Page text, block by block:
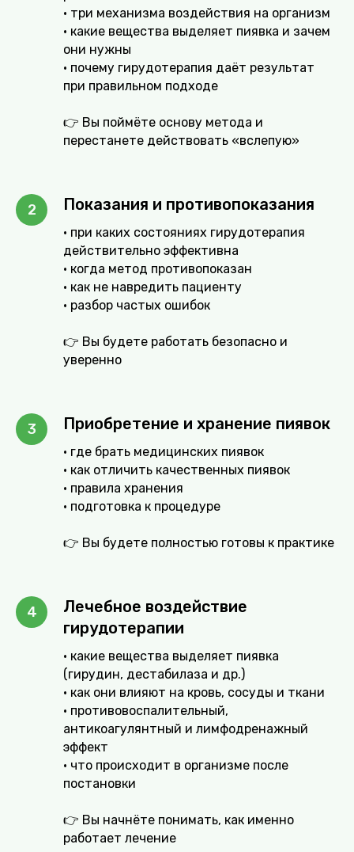
• три механизма воздействия на организм
• какие вещества выделяет пиявка и зачем
они нужны
• почему гирудотерапия даёт результат
при правильном подходе
👉 Вы поймёте основу метода и
перестанете действовать «вслепую»
Показания и противопоказания
• при каких состояниях гирудотерапия
действительно эффективна
• когда метод противопоказан
• как не навредить пациенту
• разбор частых ошибок
👉 Вы будете работать безопасно и
уверенно
Приобретение и хранение пиявок
• где брать медицинских пиявок
• как отличить качественных пиявок
• правила хранения
• подготовка к процедуре
👉 Вы будете полностью готовы к практике
Лечебное воздействие
гирудотерапии
• какие вещества выделяет пиявка
(гирудин, дестабилаза и др.)
• как они влияют на кровь, сосуды и ткани
• противовоспалительный,
антикоагулянтный и лимфодренажный
эффект
• что происходит в организме после
постановки
👉 Вы начнёте понимать, как именно
работает лечение